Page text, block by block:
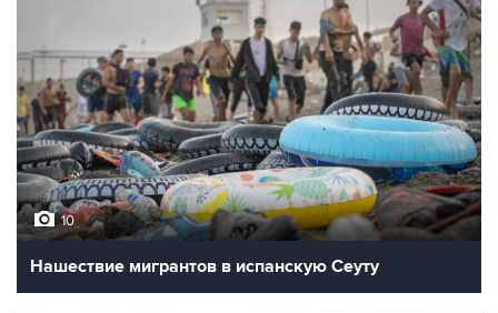
10
Нашествие мигрантов в испанскую Сеуту